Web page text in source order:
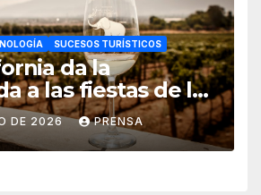
SUCESOS TURÍSTICOS
da la
a las fiestas de la
DE 2026 PRENSA